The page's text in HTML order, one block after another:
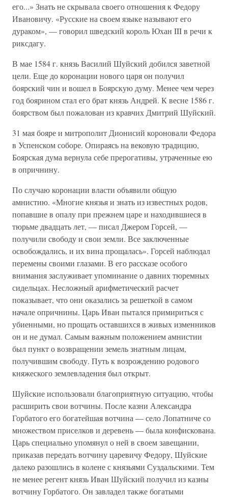
его...» Знать не скрывала своего отношения к Федору
Ивановичу. «Русские на своем языке называют его
дураком», — говорил шведский король Юхан III в речи к
риксдагу.
В мае 1584 г. князь Василий Шуйский добился заветной
цели. Еще до коронации нового царя он получил
боярский чин и вошел в Боярскую думу. Менее чем через
год боярином стал его брат князь Андрей. К весне 1586 г.
боярством был пожалован из кравчих Дмитрий Шуйский.
31 мая бояре и митрополит Дионисий короновали Федора
в Успенском соборе. Опираясь на вековую традицию,
Боярская дума вернула себе прерогативы, утраченные ею
в опричнину.
По случаю коронации власти объявили общую
амнистию. «Многие князья и знать из известных родов,
попавшие в опалу при прежнем царе и находившиеся в
тюрьме двадцать лет, — писал Джером Горсей, —
получили свободу и свои земли. Все заключенные
освобождались, и их вина прощалась». Горсей наблюдал
перемены своими глазами. В его рассказе особого
внимания заслуживает упоминание о давних тюремных
сидельцах. Несложный арифметический расчет
показывает, что они оказались за решеткой в самом
начале опричнины. Царь Иван пытался примириться с
убиенными, но прощать оставшихся в живых изменников
он и не думал. Самым важным положением амнистии
был пункт о возвращении земель знатным лицам,
получившим свободу. Путь к возрождению родового
княжеского землевладения был открыт.
Шуйские использовали благоприятную ситуацию, чтобы
расширить свои вотчины. После казни Александра
Горбатого его богатейшая вотчина — село Лопатниче со
множеством приселков и деревень — была конфискована.
Царь специально упомянул о ней в своем завещании,
приказав передать вотчину царевичу Федору, Шуйские
далеко разошлись в колене с князьями Суздальскими. Тем
не менее регент князь Иван Шуйский получил из казны
вотчину Горбатого. Он завладел также богатыми